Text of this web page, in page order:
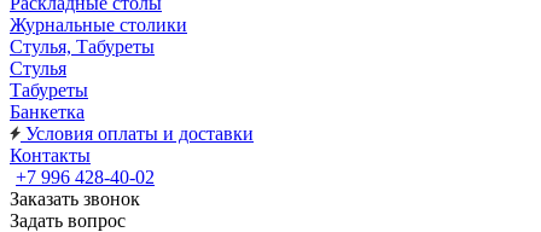
Журнальные столики
Стулья, Табуреты
Стулья
Табуреты
Банкетка
Условия оплаты и доставки
Контакты
+7 996 428-40-02
Заказать звонок
Задать вопрос